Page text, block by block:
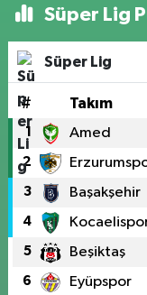
Süper Lig
Süper Lig
# Takım
1 Amed
2
3 Başakşehir
4
5 Beşiktaş
6 Eyüpspor